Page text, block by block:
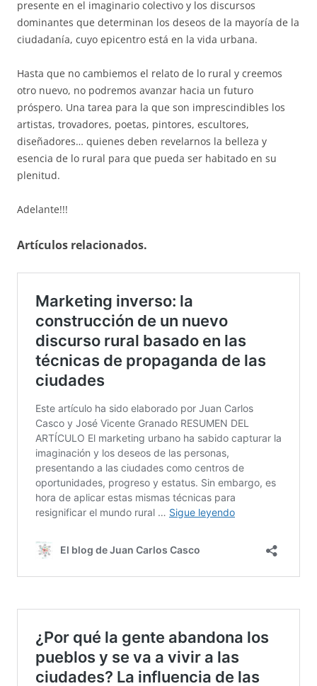
presente en el imaginario colectivo y los discursos
dominantes que determinan los deseos de la mayoría de la
ciudadanía, cuyo epicentro está en la vida urbana.
Hasta que no cambiemos el relato de lo rural y creemos
otro nuevo, no podremos avanzar hacia un futuro
próspero. Una tarea para la que son imprescindibles los
artistas, trovadores, poetas, pintores, escultores,
diseñadores… quienes deben revelarnos la belleza y
esencia de lo rural para que pueda ser habitado en su
plenitud.
Adelante!!!
Artículos relacionados.